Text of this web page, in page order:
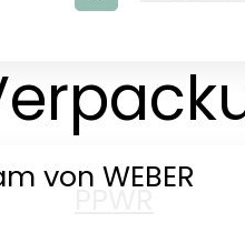
PPWR
von WEBER